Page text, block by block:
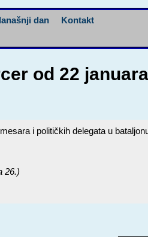
dan
Kontakt
od 22
i političkih delegata u
26.)